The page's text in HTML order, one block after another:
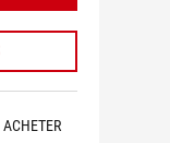
ACHETER